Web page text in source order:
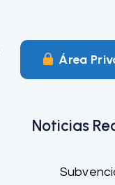
Área
Noticias